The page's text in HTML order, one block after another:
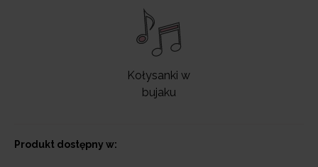
Kołysanki w
bujaku
Produkt dostępny w: